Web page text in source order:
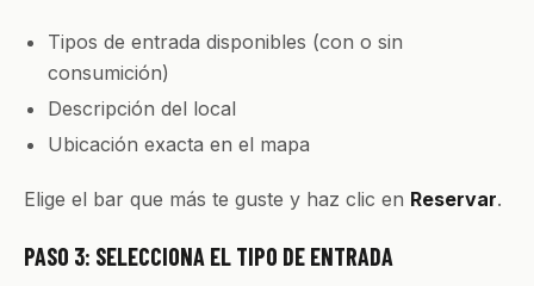
Tipos de entrada disponibles (con o sin
consumición)
Descripción del local
Ubicación exacta en el mapa
Elige el bar que más te guste y haz clic en Reservar.
PASO 3: SELECCIONA EL TIPO DE ENTRADA